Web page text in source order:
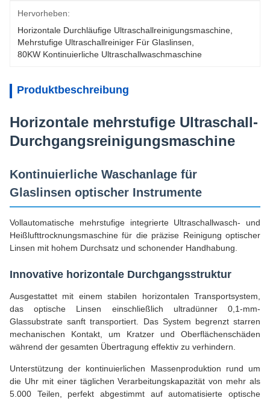
Hervorheben:
Horizontale Durchläufige Ultraschallreinigungsmaschine
Mehrstufige Ultraschallreiniger Für Glaslinsen
80KW Kontinuierliche Ultraschallwaschmaschine
Produktbeschreibung
Horizontale mehrstufige Ultraschall-
Durchgangsreinigungsmaschine
Kontinuierliche Waschanlage für
Glaslinsen optischer Instrumente
Vollautomatische mehrstufige integrierte Ultraschallwasch- und
Heißlufttrocknungsmaschine für die präzise Reinigung optischer
Linsen mit hohem Durchsatz und schonender Handhabung.
Innovative horizontale Durchgangsstruktur
Ausgestattet mit einem stabilen horizontalen Transportsystem,
das optische Linsen einschließlich ultradünner 0,1-mm-
Glassubstrate sanft transportiert. Das System begrenzt starren
mechanischen Kontakt, um Kratzer und Oberflächenschäden
während der gesamten Übertragung effektiv zu verhindern.
Unterstützung der kontinuierlichen Massenproduktion rund um
die Uhr mit einer täglichen Verarbeitungskapazität von mehr als
5.000 Teilen, perfekt abgestimmt auf automatisierte optische